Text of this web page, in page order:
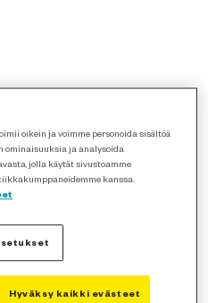
oikein ja voimme personoida sisältöä
ominaisuuksia ja analysoida
jolla käytät sivustoamme
kanssa.
Hyväksy kaikki evästeet